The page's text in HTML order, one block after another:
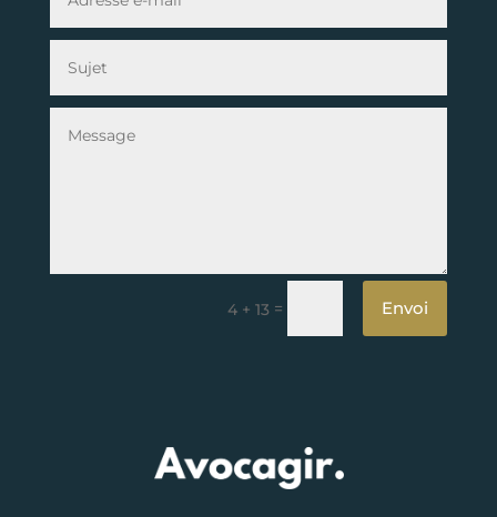
4 + 13 = Envoi